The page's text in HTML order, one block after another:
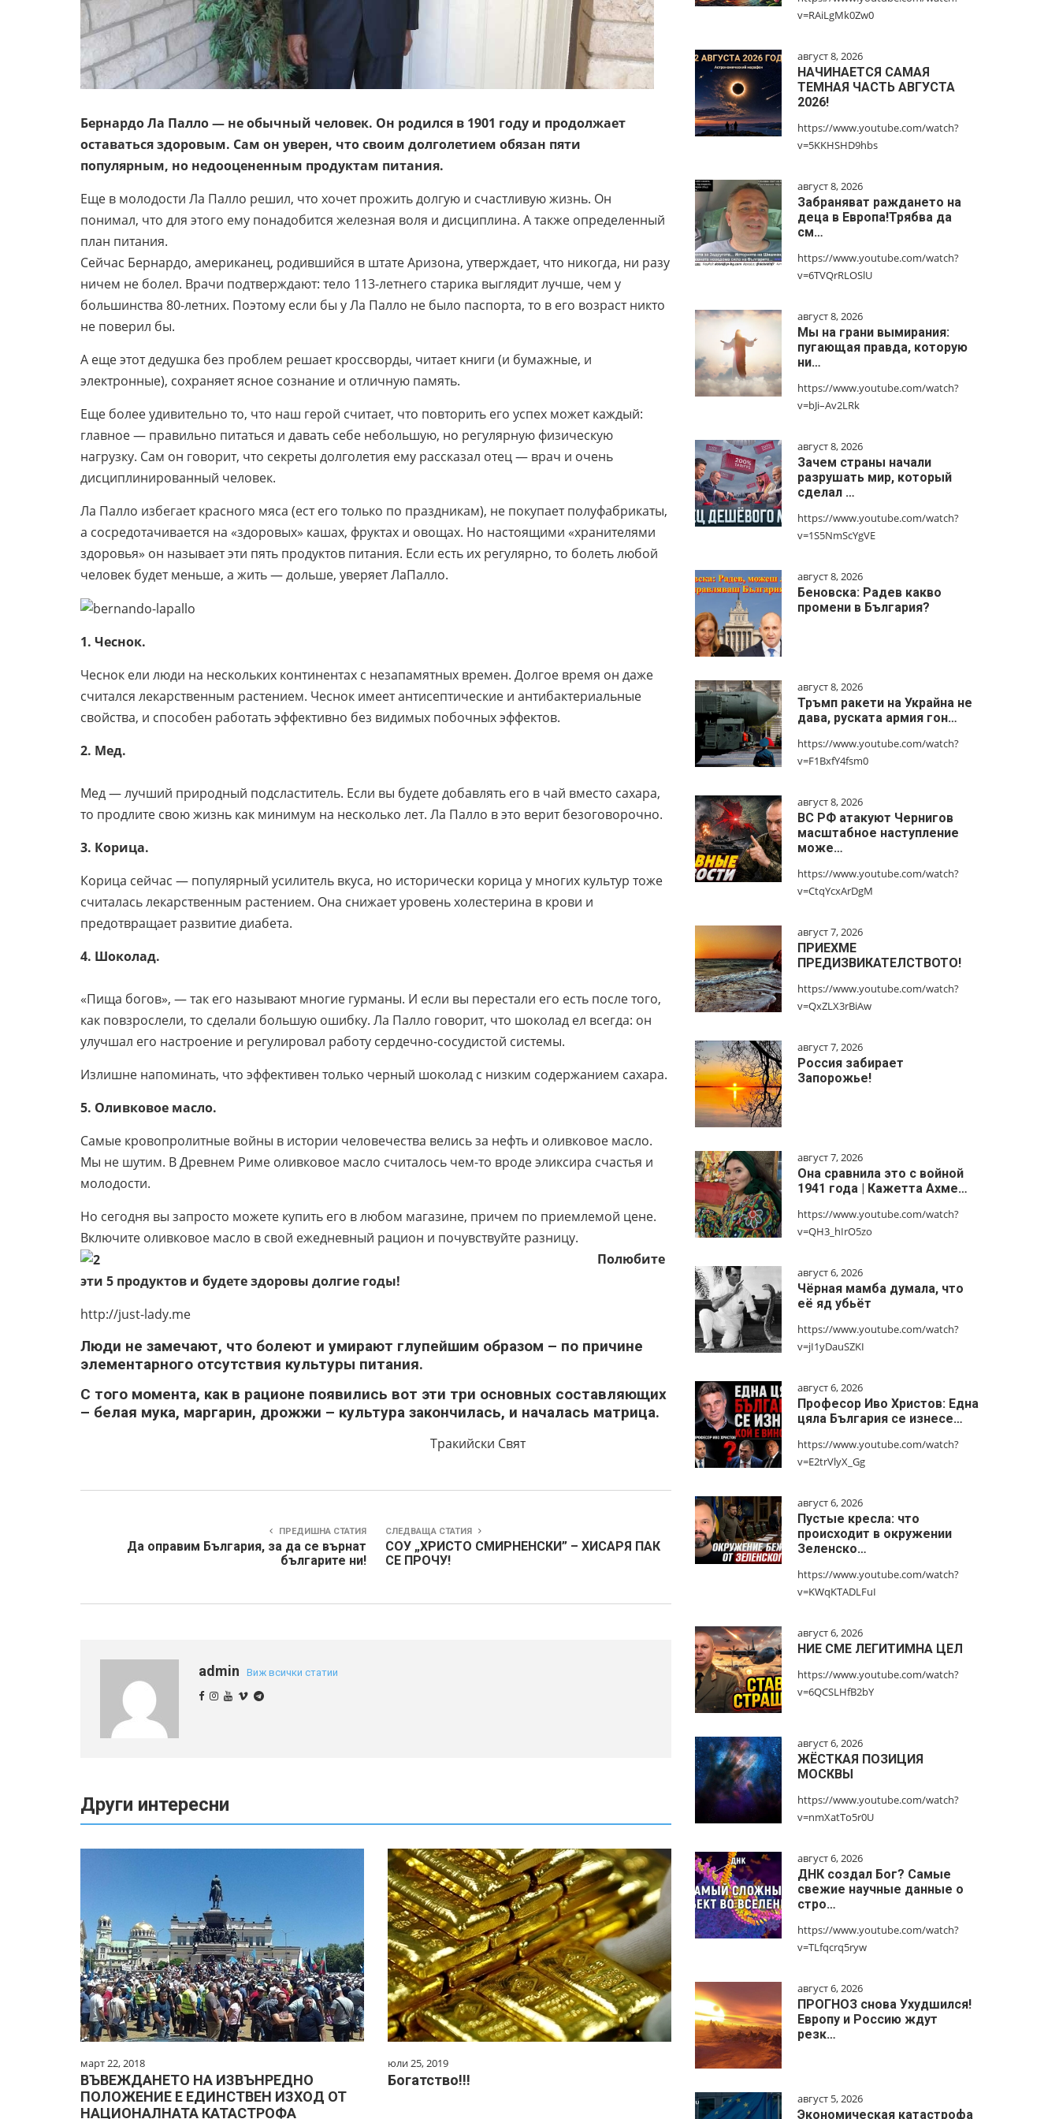
Бернардо Ла Палло — не обычный человек. Он родился в 1901 году и продолжает
оставаться здоровым. Сам он уверен, что своим долголетием обязан пяти
популярным, но недооцененным продуктам питания.
Еще в молодости Ла Палло решил, что хочет прожить долгую и счастливую жизнь. Он
понимал, что для этого ему понадобится железная воля и дисциплина. А также определенный
план питания.
Сейчас Бернардо, американец, родившийся в штате Аризона, утверждает, что никогда, ни разу
ничем не болел. Врачи подтверждают: тело 113-летнего старика выглядит лучше, чем у
большинства 80-летних. Поэтому если бы у Ла Палло не было паспорта, то в его возраст никто
не поверил бы.
А еще этот дедушка без проблем решает кроссворды, читает книги (и бумажные, и
электронные), сохраняет ясное сознание и отличную память.
Еще более удивительно то, что наш герой считает, что повторить его успех может каждый:
главное — правильно питаться и давать себе небольшую, но регулярную физическую
нагрузку. Сам он говорит, что секреты долголетия ему рассказал отец — врач и очень
дисциплинированный человек.
Ла Палло избегает красного мяса (ест его только по праздникам), не покупает полуфабрикаты,
а сосредотачивается на «здоровых» кашах, фруктах и овощах. Но настоящими «хранителями
здоровья» он называет эти пять продуктов питания. Если есть их регулярно, то болеть любой
человек будет меньше, а жить — дольше, уверяет ЛаПалло.
1. Чеснок.
Чеснок ели люди на нескольких континентах с незапамятных времен. Долгое время он даже
считался лекарственным растением. Чеснок имеет антисептические и антибактериальные
свойства, и способен работать эффективно без видимых побочных эффектов.
2. Мед.
Мед — лучший природный подсластитель. Если вы будете добавлять его в чай вместо сахара,
то продлите свою жизнь как минимум на несколько лет. Ла Палло в это верит безоговорочно.
3. Корица.
Корица сейчас — популярный усилитель вкуса, но исторически корица у многих культур тоже
считалась лекарственным растением. Она снижает уровень холестерина в крови и
предотвращает развитие диабета.
4. Шоколад.
«Пища богов», — так его называют многие гурманы. И если вы перестали его есть после того,
как повзрослели, то сделали большую ошибку. Ла Палло говорит, что шоколад ел всегда: он
улучшал его настроение и регулировал работу сердечно-сосудистой системы.
Излишне напоминать, что эффективен только черный шоколад с низким содержанием сахара.
5. Оливковое масло.
Самые кровопролитные войны в истории человечества велись за нефть и оливковое масло.
Мы не шутим. В Древнем Риме оливковое масло считалось чем-то вроде эликсира счастья и
молодости.
Но сегодня вы запросто можете купить его в любом магазине, причем по приемлемой цене.
Включите оливковое масло в свой ежедневный рацион и почувствуйте разницу.
Полюбите
эти 5 продуктов и будете здоровы долгие годы!
http://just-lady.me
Люди не замечают, что болеют и умирают глупейшим образом – по причине
элементарного отсутствия культуры питания.
С того момента, как в рационе появились вот эти три основных составляющих
– белая мука, маргарин, дрожжи – культура закончилась, и началась матрица.
Тракийски Свят
ПРЕДИШНА СТАТИЯ
Да оправим България, за да се върнат
българите ни!
СЛЕДВАЩА СТАТИЯ
СОУ „ХРИСТО СМИРНЕНСКИ” – ХИСАРЯ ПАК
СЕ ПРОЧУ!
admin Виж всички статии
Други интересни
март 22, 2018
ВЪВЕЖДАНЕТО НА ИЗВЪНРЕДНО
ПОЛОЖЕНИЕ Е ЕДИНСТВЕН ИЗХОД ОТ
НАЦИОНАЛНАТА КАТАСТРОФА
юли 25, 2019
Богатство!!!
v=RAiLgMk0Zw0
август 8, 2026
НАЧИНАЕТСЯ САМАЯ
ТЕМНАЯ ЧАСТЬ АВГУСТА
2026!
https://www.youtube.com/watch?
v=5KKHSHD9hbs
август 8, 2026
Забраняват раждането на
деца в Европа!Трябва да
см…
https://www.youtube.com/watch?
v=6TVQrRLOSlU
август 8, 2026
Мы на грани вымирания:
пугающая правда, которую
ни…
https://www.youtube.com/watch?
v=bJi–Av2LRk
август 8, 2026
Зачем страны начали
разрушать мир, который
сделал …
https://www.youtube.com/watch?
v=1S5NmScYgVE
август 8, 2026
Беновска: Радев какво
промени в България?
август 8, 2026
Тръмп ракети на Украйна не
дава, руската армия гон…
https://www.youtube.com/watch?
v=F1BxfY4fsm0
август 8, 2026
ВС РФ атакуют Чернигов
масштабное наступление
може…
https://www.youtube.com/watch?
v=CtqYcxArDgM
август 7, 2026
ПРИЕХМЕ
ПРЕДИЗВИКАТЕЛСТВОТО!
https://www.youtube.com/watch?
v=QxZLX3rBiAw
август 7, 2026
Россия забирает
Запорожье!
август 7, 2026
Она сравнила это с войной
1941 года | Кажетта Ахме…
https://www.youtube.com/watch?
v=QH3_hIrO5zo
август 6, 2026
Чёрная мамба думала, что
её яд убьёт
https://www.youtube.com/watch?
v=jI1yDauSZKI
август 6, 2026
Професор Иво Христов: Една
цяла България се изнесе…
https://www.youtube.com/watch?
v=E2trVlyX_Gg
август 6, 2026
Пустые кресла: что
происходит в окружении
Зеленско…
https://www.youtube.com/watch?
v=KWqKTADLFuI
август 6, 2026
НИЕ СМЕ ЛЕГИТИМНА ЦЕЛ
https://www.youtube.com/watch?
v=6QCSLHfB2bY
август 6, 2026
ЖЁСТКАЯ ПОЗИЦИЯ
МОСКВЫ
https://www.youtube.com/watch?
v=nmXatTo5r0U
август 6, 2026
ДНК создал Бог? Самые
свежие научные данные о
стро…
https://www.youtube.com/watch?
v=TLfqcrq5ryw
август 6, 2026
ПРОГНОЗ снова Ухудшился!
Европу и Россию ждут
резк…
август 5, 2026
Экономическая катастрофа